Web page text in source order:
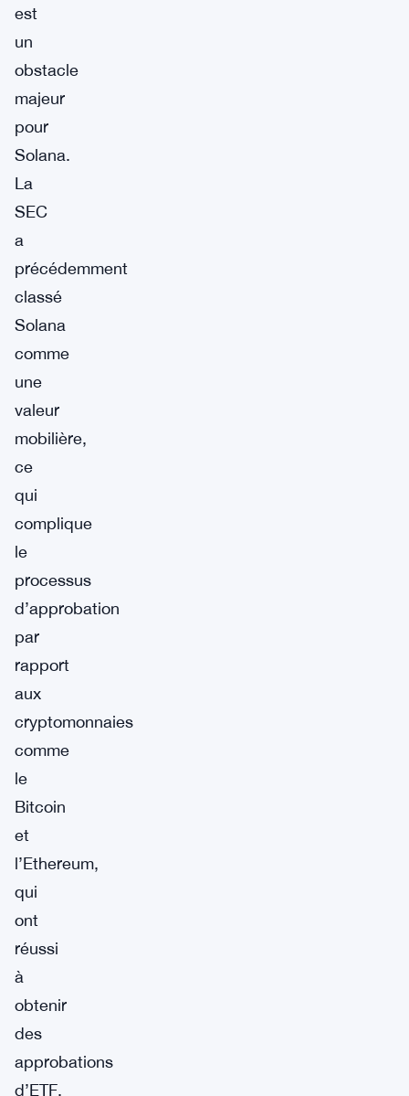
est
un
obstacle
majeur
pour
Solana.
La
SEC
a
précédemment
classé
Solana
comme
une
valeur
mobilière,
ce
qui
complique
le
processus
d’approbation
par
rapport
aux
cryptomonnaies
comme
le
Bitcoin
et
l’Ethereum,
qui
ont
réussi
à
obtenir
des
approbations
d’ETF.